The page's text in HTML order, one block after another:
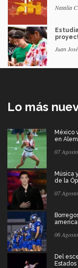
Natalia
Juan
Lo más
México
en
07
Música
de la
07
06
Del